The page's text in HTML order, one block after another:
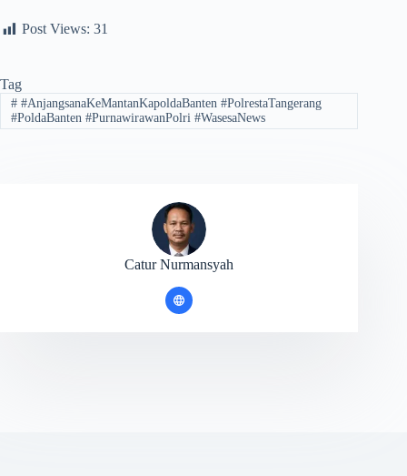
Post Views: 31
Tag
##AnjangsanaKeMantanKapoldaBanten #PolrestaTangerang
#PoldaBanten #PurnawirawanPolri #WasesaNews
Catur Nurmansyah